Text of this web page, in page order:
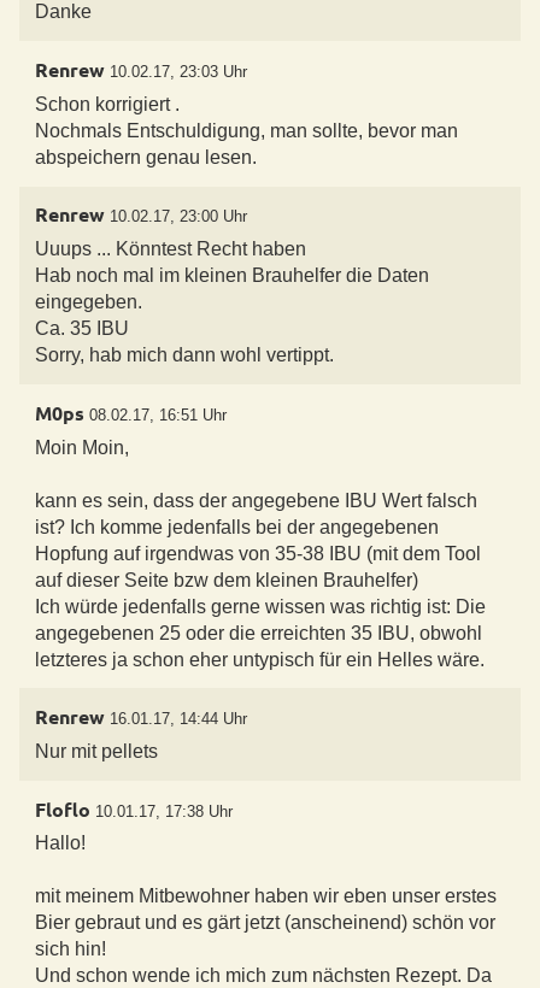
Danke
Renrew 10.02.17, 23:03 Uhr
Schon korrigiert .
Nochmals Entschuldigung, man sollte, bevor man
abspeichern genau lesen.
Renrew 10.02.17, 23:00 Uhr
Uuups ... Könntest Recht haben
Hab noch mal im kleinen Brauhelfer die Daten
eingegeben.
Ca. 35 IBU
Sorry, hab mich dann wohl vertippt.
M0ps 08.02.17, 16:51 Uhr
Moin Moin,
kann es sein, dass der angegebene IBU Wert falsch
ist? Ich komme jedenfalls bei der angegebenen
Hopfung auf irgendwas von 35-38 IBU (mit dem Tool
auf dieser Seite bzw dem kleinen Brauhelfer)
Ich würde jedenfalls gerne wissen was richtig ist: Die
angegebenen 25 oder die erreichten 35 IBU, obwohl
letzteres ja schon eher untypisch für ein Helles wäre.
Renrew 16.01.17, 14:44 Uhr
Nur mit pellets
Floflo 10.01.17, 17:38 Uhr
Hallo!
mit meinem Mitbewohner haben wir eben unser erstes
Bier gebraut und es gärt jetzt (anscheinend) schön vor
sich hin!
Und schon wende ich mich zum nächsten Rezept. Da